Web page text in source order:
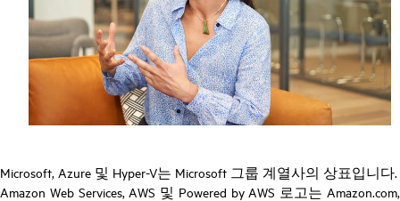
Microsoft, Azure 및 Hyper-V는 Microsoft 그룹 계열사의 상표입니다.
Amazon Web Services, AWS 및 Powered by AWS 로고는 Amazon.com,